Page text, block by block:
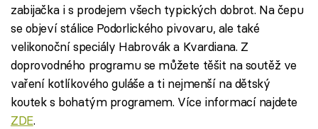
zabijačka i s prodejem všech typických dobrot. Na čepu
se objeví stálice Podorlického pivovaru, ale také
velikonoční speciály Habrovák a Kvardiana. Z
doprovodného programu se můžete těšit na soutěž ve
vaření kotlíkového guláše a ti nejmenší na dětský
koutek s bohatým programem. Více informací najdete
ZDE.